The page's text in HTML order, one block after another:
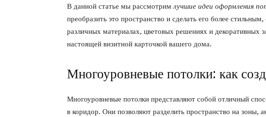
В данной статье мы рассмотримлучшие идеи оформления
преобразить это пространство и сделать его более
различных материалах, цветовых решениях и декоративных
настоящей визитной карточкой вашего дома.
Многоуровневые потолки: как
Многоуровневые потолки представляют собой отличный
в коридор. Они позволяют разделить пространство на зоны,